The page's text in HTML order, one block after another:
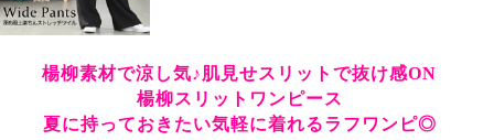
楊柳素材で涼し気♪肌見せスリットで抜け感ON
楊柳スリットワンピース
夏に持っておきたい気軽に着れるラフワンピ◎